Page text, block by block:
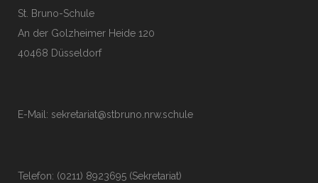
St. Bruno-Schule
An der Golzheimer Heide 120
40468 Düsseldorf
E-Mail: sekretariat@stbruno.nrw.schule
Telefon: (0211) 8923695 (Sekretariat)